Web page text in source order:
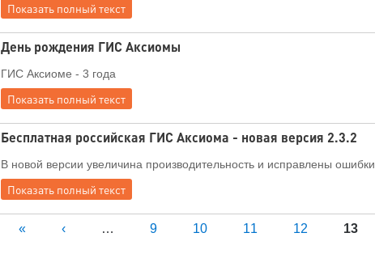
Показать полный текст
День рождения ГИС Аксиомы
ГИС Аксиоме - 3 года
Показать полный текст
Бесплатная российская ГИС Аксиома - новая версия 2.3.2
В новой версии увеличина производительность и исправлены ошибки.
Показать полный текст
« ‹ … 9 10 11 12 13